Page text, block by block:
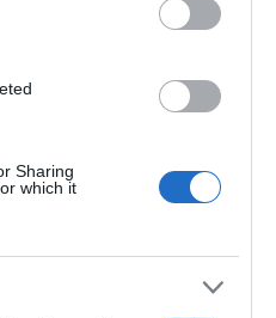
Sharing
which it
είναι επίσης μέλος
της κατασκοπείας έγινε